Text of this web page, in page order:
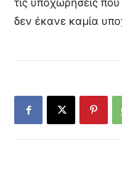
δεν έκανε καμία